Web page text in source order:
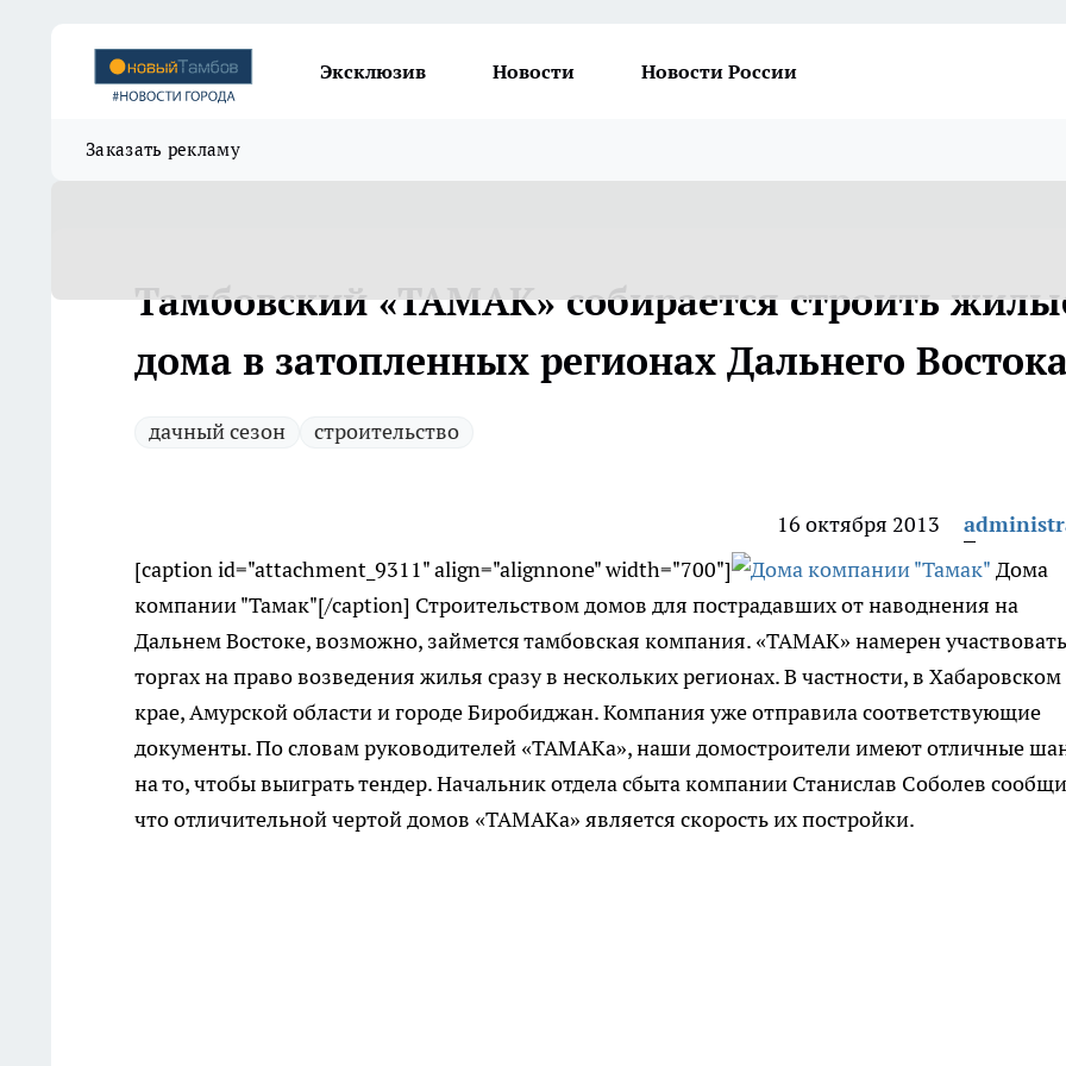
Эксклюзив Новости Новости России
Заказать рекламу
Тамбовский «ТАМАК» собирается строить
дома в затопленных регионах Дальнего
дачный сезон строительство
16 октября 2013
[caption id="attachment_9311" align="alignnone" width="700"]
Дома
компании "Тамак"[/caption] Строительством домов для пострадавших от наводнения на
Дальнем Востоке, возможно, займется тамбовская компания. «ТАМАК» намерен
торгах на право возведения жилья сразу в нескольких регионах. В частности, в Хабаровском
крае, Амурской области и городе Биробиджан. Компания уже отправила соответствующие
документы. По словам руководителей «ТАМАКа», наши домостроители имеют отличные
на то, чтобы выиграть тендер. Начальник отдела сбыта компании Станислав Соболев
что отличительной чертой домов «ТАМАКа» является скорость их постройки.